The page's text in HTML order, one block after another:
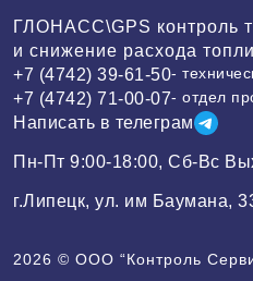
ГЛОНАСС\GPS контроль
и снижение расхода
+7 (4742) 39-61-50-
+7 (4742) 71-00-07- отдел
Написать в телеграм
Пн-Пт 9:00-18:00, Сб-Вс
г.Липецк, ул. им Баумана,
2026 © ООО “Контроль